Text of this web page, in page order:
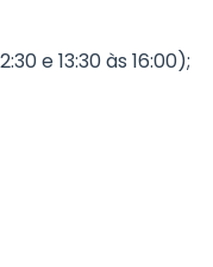
e 13:30 às 16:00);